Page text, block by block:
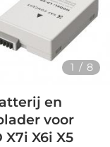
1 / 8
en
voor
X7i X6i X5